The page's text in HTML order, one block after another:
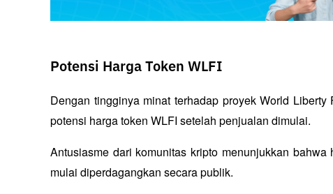
Potensi Harga Token WLFI
Dengan tingginya minat terhadap proyek World
potensi harga token WLFI setelah penjualan dimulai.
Antusiasme dari komunitas kripto menunjukkan
mulai diperdagangkan secara publik.